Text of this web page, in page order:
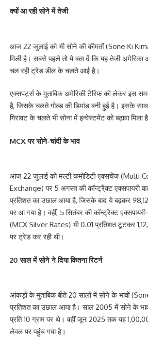
क्यों आ रही सोने में तेजी
आज 22 जुलाई को भी सोने की कीमतों (Sone Ki
मिली है। सबसे पहले तो ये बता दें कि यह तेजी
चल रही ट्रेड डील के चलते आई है।
एक्सपर्ट्स के मुताबिक अमेरिकी टैरिफ को लेकर इस
है, जिसके चलते गोल्ड की डिमांड बनी हुई है। इसके
गिरावट के चलते भी सोना में इन्वेस्टमेंट को बढ़ावा मिला
MCX पर सोने-चांदी के भाव
आज 22 जुलाई को मल्टी कमोडिटी एक्सचेंज (Multi
Exchange) पर 5 अगस्त की कॉन्ट्रै्क्ट एक्सपायरी
प्रतिशत का उछाल आया है, जिसके बाद ये बढ़कर
पर आ गया है। वहीं, 5 सितंबर की कॉन्ट्रैक्ट एक्सपायरी
(MCX Silver Rates) भी 0.01 प्रतिशत टूटकर
पर ट्रेड कर रही थी।
20 साल में सोने ने दिया कितना रिटर्न
आंकड़ों के मुताबिक बीते 20 सालों में सोने के भावों
प्रतिशत का उछाल आया है। साल 2005 में सोने के
प्रति 10 ग्राम पर थे। वहीं जून 2025 तक यह
लेवल पर पहुंच गया है।